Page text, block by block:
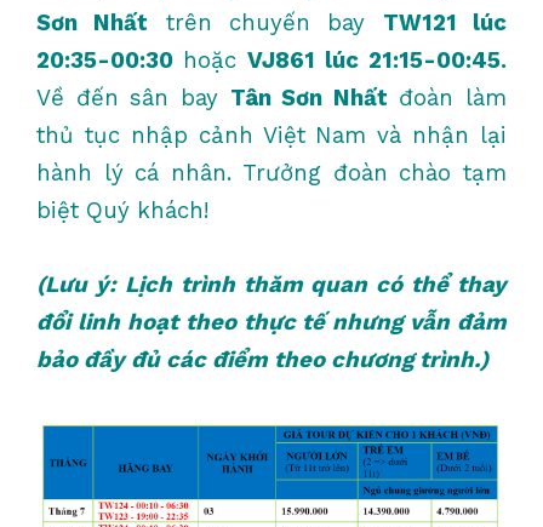
Sơn Nhất trên chuyến bay TW121 lúc
20:35-00:30 hoặc VJ861 lúc 21:15-00:45.
Về đến sân bay Tân Sơn Nhất đoàn làm
thủ tục nhập cảnh Việt Nam và nhận lại
hành lý cá nhân. Trưởng đoàn chào tạm
biệt Quý khách!
(Lưu ý: Lịch trình thăm quan có thể thay
đổi linh hoạt theo thực tế nhưng vẫn đảm
bảo đầy đủ các điểm theo chương trình.)